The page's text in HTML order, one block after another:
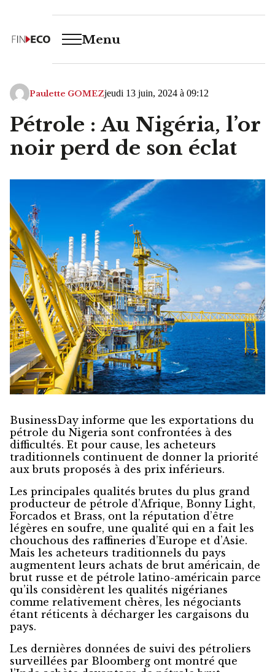
Menu
Paulette GOMEZjeudi 13 juin, 2024 à 09:12
Pétrole : Au Nigéria, l’or
noir perd de son éclat
BusinessDay informe que les exportations du
pétrole du Nigeria sont confrontées à des
difficultés. Et pour cause, les acheteurs
traditionnels continuent de donner la priorité
aux bruts proposés à des prix inférieurs.
Les principales qualités brutes du plus grand
producteur de pétrole d’Afrique, Bonny Light,
Forcados et Brass, ont la réputation d’être
légères en soufre, une qualité qui en a fait les
chouchous des raffineries d’Europe et d’Asie.
Mais les acheteurs traditionnels du pays
augmentent leurs achats de brut américain, de
brut russe et de pétrole latino-américain parce
qu’ils considèrent les qualités nigérianes
comme relativement chères, les négociants
étant réticents à décharger les cargaisons du
pays.
Les dernières données de suivi des pétroliers
surveillées par Bloomberg ont montré que